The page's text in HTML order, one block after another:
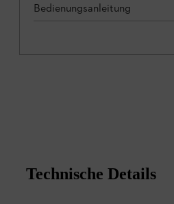
Bedienungsanleitung
Technische Details